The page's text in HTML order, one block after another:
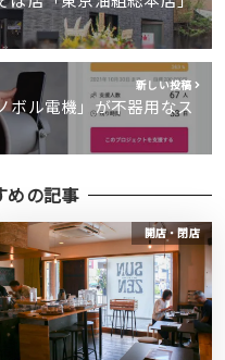
新しい投稿
ボル電機」が不器用なス
めの記事
開店・閉店